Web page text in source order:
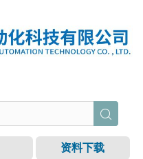
资料下载